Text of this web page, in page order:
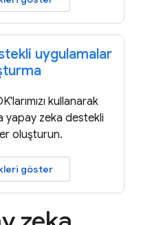
uygulamalar
kullanarak
yapay zeka destekli
oluşturun.
göster